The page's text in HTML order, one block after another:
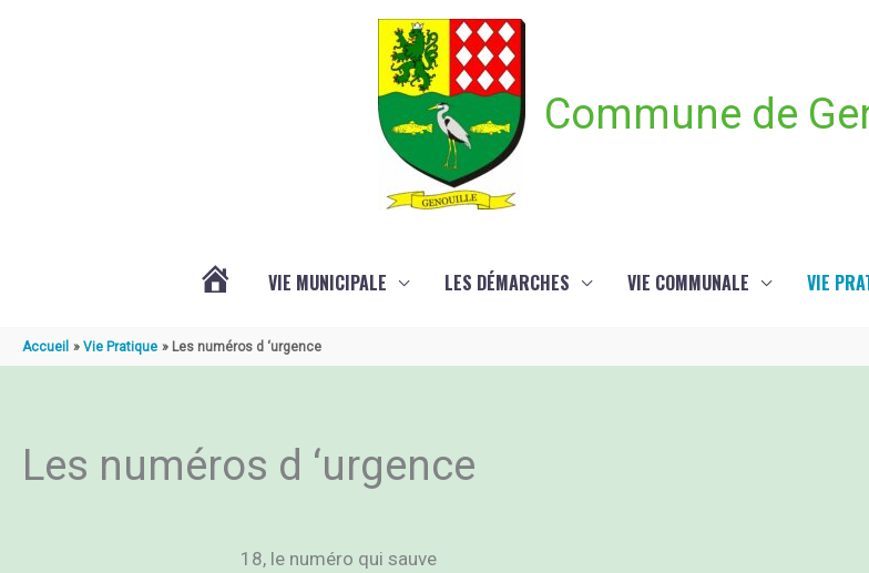
Commune de
GENOUILLÉ
VIE MUNICIPALE LES DÉMARCHES VIE COMMUNALE VIE
Accueil Vie Pratique Les numéros d ‘urgence
Les numéros d ‘urgence
18, le numéro qui sauve